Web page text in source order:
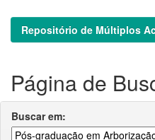
Repositório de Múltiplos
Página de
Buscar em: